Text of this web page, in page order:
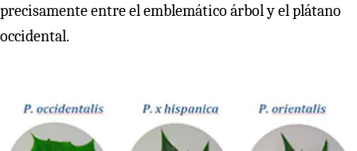
precisamente entre el emblemático árbol y el plátano
occidental.